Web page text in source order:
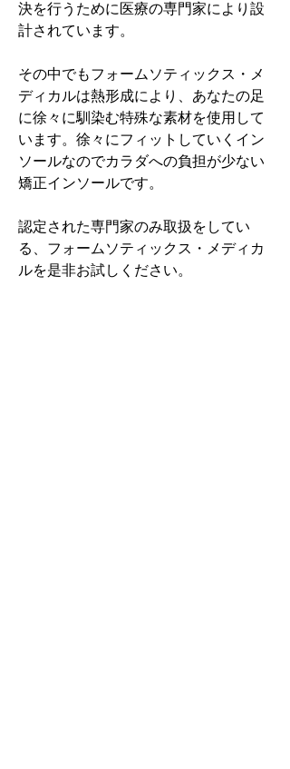
決を行うために医療の専門家により設
計されています。
その中でもフォームソティックス・メ
ディカルは熱形成により、あなたの足
に徐々に馴染む特殊な素材を使用して
います。徐々にフィットしていくイン
ソールなのでカラダへの負担が少ない
矯正インソールです。
認定された専門家のみ取扱をしてい
る、フォームソティックス・メディカ
ルを是非お試しください。